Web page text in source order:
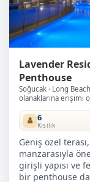
Burcu K.
Manzara,
Lavender
Penthouse
Soğucak
Long
olanaklarına erişimi
6
Kişilik
Geniş özel
manzarasıyla
girişli yapısı ve
bir penthouse